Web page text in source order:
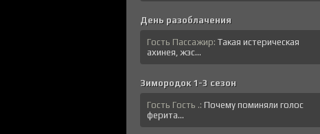
День разоблачения
Гость Пассажир: Такая истерическая
ахинея, жэс...
Зимородок 1-3 сезон
Гость Гость .: Почему поминяли голос
ферита...